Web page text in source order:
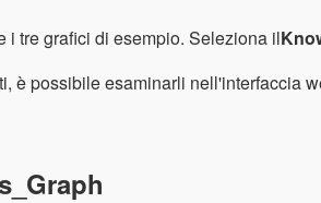
i tre grafici di esempio. Seleziona il
è possibile esaminarli nell'interfaccia